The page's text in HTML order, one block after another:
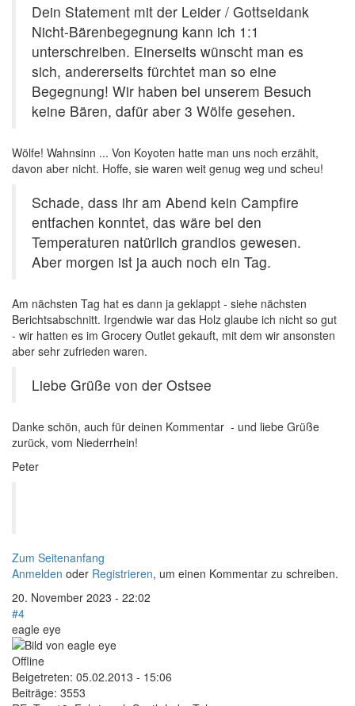
Dein Statement mit der Leider / Gottseidank
Nicht-Bärenbegegnung kann ich 1:1
unterschreiben. Einerseits wünscht man es
sich, andererseits fürchtet man so eine
Begegnung! Wir haben bei unserem Besuch
keine Bären, dafür aber 3 Wölfe gesehen.
Wölfe! Wahnsinn ... Von Koyoten hatte man uns noch erzählt,
davon aber nicht. Hoffe, sie waren weit genug weg und scheu!
Schade, dass ihr am Abend kein Campfire
entfachen konntet, das wäre bei den
Temperaturen natürlich grandios gewesen.
Aber morgen ist ja auch noch ein Tag.
Am nächsten Tag hat es dann ja geklappt - siehe nächsten
Berichtsabschnitt. Irgendwie war das Holz glaube ich nicht so gut
- wir hatten es im Grocery Outlet gekauft, mit dem wir ansonsten
aber sehr zufrieden waren.
Liebe Grüße von der Ostsee
Danke schön, auch für deinen Kommentar - und liebe Grüße
zurück, vom Niederrhein!
Peter
Zum Seitenanfang
Anmelden oder Registrieren, um einen Kommentar zu schreiben.
20. November 2023 - 22:02
#4
eagle eye
Offline
Beigetreten: 05.02.2013 - 15:06
Beiträge: 3553